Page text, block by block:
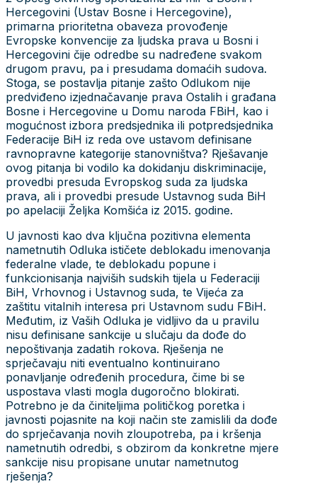
Hercegovini (Ustav Bosne i Hercegovine),
primarna prioritetna obaveza provođenje
Evropske konvencije za ljudska prava u Bosni i
Hercegovini čije odredbe su nadređene svakom
drugom pravu, pa i presudama domaćih sudova.
Stoga, se postavlja pitanje zašto Odlukom nije
predviđeno izjednačavanje prava Ostalih i građana
Bosne i Hercegovine u Domu naroda FBiH, kao i
mogućnost izbora predsjednika ili potpredsjednika
Federacije BiH iz reda ove ustavom definisane
ravnopravne kategorije stanovništva? Rješavanje
ovog pitanja bi vodilo ka dokidanju diskriminacije,
provedbi presuda Evropskog suda za ljudska
prava, ali i provedbi presude Ustavnog suda BiH
po apelaciji Željka Komšića iz 2015. godine.
U javnosti kao dva ključna pozitivna elementa
nametnutih Odluka ističete deblokadu imenovanja
federalne vlade, te deblokadu popune i
funkcionisanja najviših sudskih tijela u Federaciji
BiH, Vrhovnog i Ustavnog suda, te Vijeća za
zaštitu vitalnih interesa pri Ustavnom sudu FBiH.
Međutim, iz Vaših Odluka je vidljivo da u pravilu
nisu definisane sankcije u slučaju da dođe do
nepoštivanja zadatih rokova. Rješenja ne
sprječavaju niti eventualno kontinuirano
ponavljanje određenih procedura, čime bi se
uspostava vlasti mogla dugoročno blokirati.
Potrebno je da činiteljima političkog poretka i
javnosti pojasnite na koji način ste zamislili da dođe
do sprječavanja novih zloupotreba, pa i kršenja
nametnutih odredbi, s obzirom da konkretne mjere
sankcije nisu propisane unutar nametnutog
rješenja?